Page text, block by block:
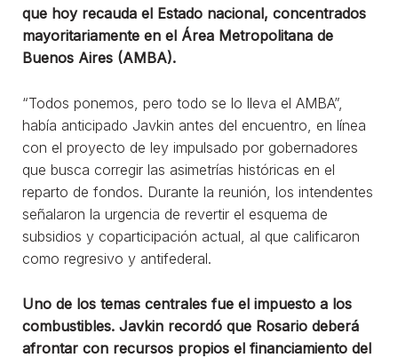
que hoy recauda el Estado nacional, concentrados
mayoritariamente en el Área Metropolitana de
Buenos Aires (AMBA).
“Todos ponemos, pero todo se lo lleva el AMBA”,
había anticipado Javkin antes del encuentro, en línea
con el proyecto de ley impulsado por gobernadores
que busca corregir las asimetrías históricas en el
reparto de fondos. Durante la reunión, los intendentes
señalaron la urgencia de revertir el esquema de
subsidios y coparticipación actual, al que calificaron
como regresivo y antifederal.
Uno de los temas centrales fue el impuesto a los
combustibles. Javkin recordó que Rosario deberá
afrontar con recursos propios el financiamiento del